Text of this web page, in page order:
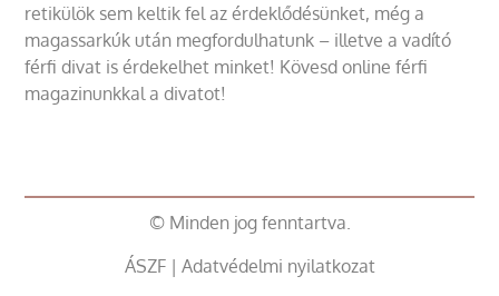
retikülök sem keltik fel az érdeklődésünket, még a
magassarkúk után megfordulhatunk – illetve a vadító
férfi divat is érdekelhet minket! Kövesd online férfi
magazinunkkal a divatot!
© Minden jog fenntartva.
ÁSZF| Adatvédelmi nyilatkozat